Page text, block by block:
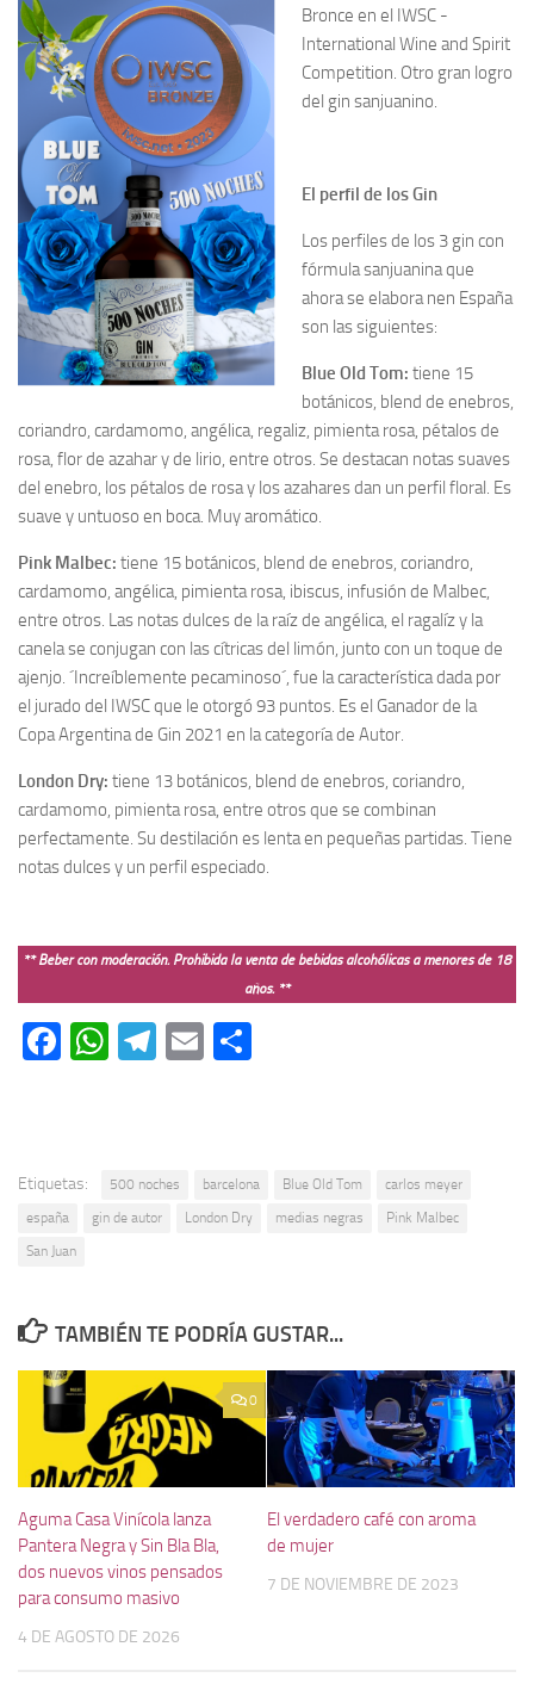
Bronce en el IWSC -
International Wine and Spirit
Competition. Otro gran logro
del gin sanjuanino.
El perfil de los Gin
Los perfiles de los 3 gin con
fórmula sanjuanina que
ahora se elabora nen España
son las siguientes:
Blue Old Tom: tiene 15
botánicos, blend de enebros,
coriandro, cardamomo, angélica, regaliz, pimienta rosa, pétalos de
rosa, flor de azahar y de lirio, entre otros. Se destacan notas suaves
del enebro, los pétalos de rosa y los azahares dan un perfil floral. Es
suave y untuoso en boca. Muy aromático.
Pink Malbec: tiene 15 botánicos, blend de enebros, coriandro,
cardamomo, angélica, pimienta rosa, ibiscus, infusión de Malbec,
entre otros. Las notas dulces de la raíz de angélica, el ragalíz y la
canela se conjugan con las cítricas del limón, junto con un toque de
ajenjo. ´Increíblemente pecaminoso´, fue la característica dada por
el jurado del IWSC que le otorgó 93 puntos. Es el Ganador de la
Copa Argentina de Gin 2021 en la categoría de Autor.
London Dry: tiene 13 botánicos, blend de enebros, coriandro,
cardamomo, pimienta rosa, entre otros que se combinan
perfectamente. Su destilación es lenta en pequeñas partidas. Tiene
notas dulces y un perfil especiado.
** Beber con moderación. Prohibida la venta de bebidas alcohólicas a menores de 18
años. **
Facebook
WhatsApp
Telegram
Email
Etiquetas: 500 noches barcelona Blue Old Tom
carlos meyer
españa
gin de autor London Dry medias negras
Pink Malbec
San Juan
TAMBIÉN TE PODRÍA GUSTAR...
0
Aguma Casa Vinícola lanza
Pantera Negra y Sin Bla Bla,
dos nuevos vinos pensados
para consumo masivo
4 DE AGOSTO DE 2026
El verdadero café con aroma
de mujer
7 DE NOVIEMBRE DE 2023